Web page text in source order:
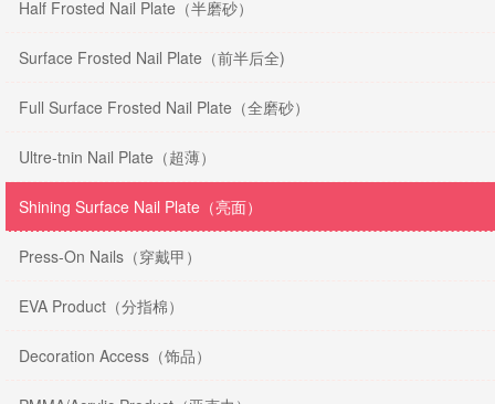
Half Frosted Nail Plate（半磨砂）
Surface Frosted Nail Plate（前半后全)
Full Surface Frosted Nail Plate（全磨砂）
Ultre-tnin Nail Plate（超薄）
Shining Surface Nail Plate（亮面）
Press-On Nails（穿戴甲）
EVA Product（分指棉）
Decoration Access（饰品）